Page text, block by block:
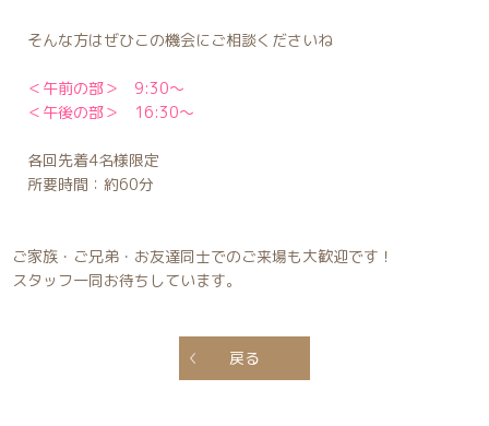
そんな方はぜひこの機会にご相談くださいね
＜午前の部＞ 9:30〜
＜午後の部＞ 16:30〜
各回先着4名様限定
所要時間：約60分
ご家族・ご兄弟・お友達同士でのご来場も大歓迎です！
スタッフ一同お待ちしています。
戻る